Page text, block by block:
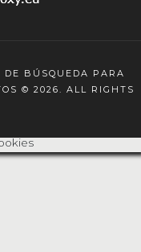
DE BÚSQUEDA PARA
© 2026. ALL RIGHTS